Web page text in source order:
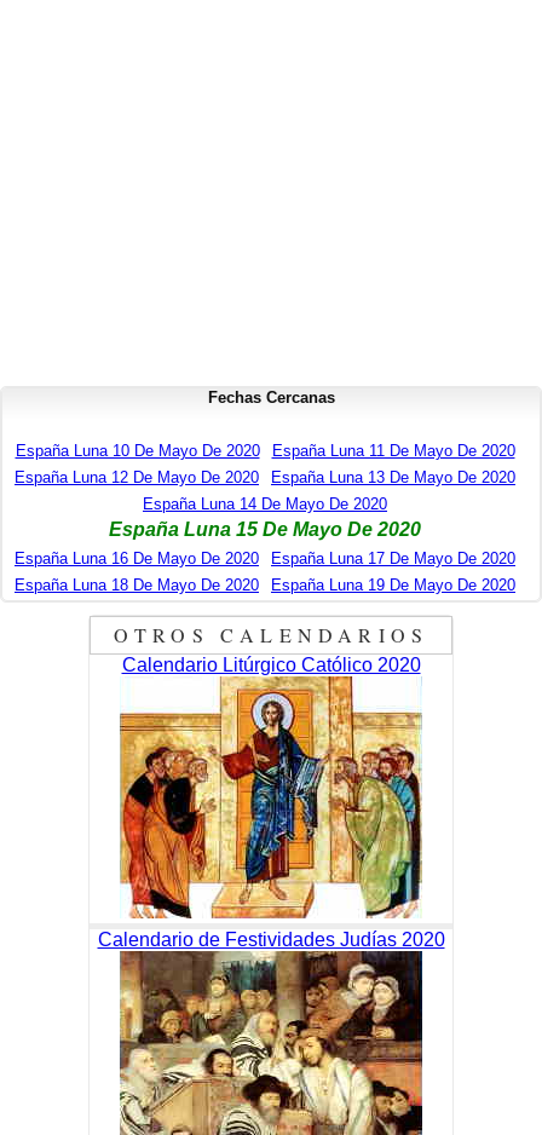
Fechas Cercanas
España Luna 10 De Mayo De 2020
España Luna 11 De Mayo De 2020
España Luna 12 De Mayo De 2020
España Luna 13 De Mayo De 2020
España Luna 14 De Mayo De 2020
España Luna 15 De Mayo De 2020
España Luna 16 De Mayo De 2020
España Luna 17 De Mayo De 2020
España Luna 18 De Mayo De 2020
España Luna 19 De Mayo De 2020
OTROS CALENDARIOS
Calendario Litúrgico Católico 2020
Calendario de Festividades Judías 2020